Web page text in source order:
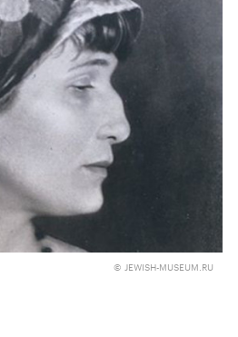
© JEWISH-MUSEUM.RU